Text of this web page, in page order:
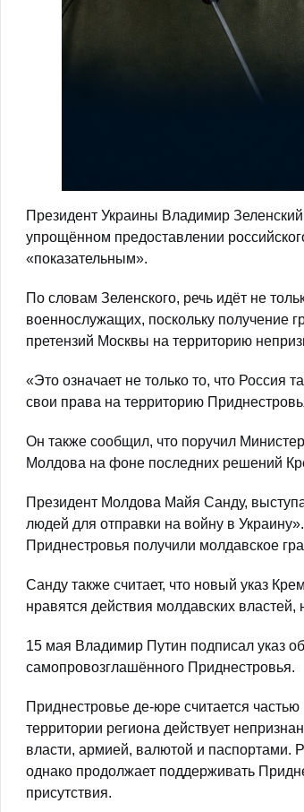
Президент Украины Владимир
упрощённом предоставлении
«показательным».
По словам Зеленского, речь идёт не
военнослужащих, поскольку получение
претензий Москвы на территорию
«Это означает не только то, что Россия
свои права на территорию
Он также сообщил, что поручил
Молдова на фоне последних решений
Президент Молдова Майя Санду,
людей для отправки на войну в
Приднестровья получили молдавское
Санду также считает, что новый указ
нравятся действия молдавских
15 мая Владимир Путин подписал указ
самопровозглашённого Приднестровья.
Приднестровье де-юре считается
территории региона действует
власти, армией, валютой и паспортами.
однако продолжает поддерживать
присутствия.